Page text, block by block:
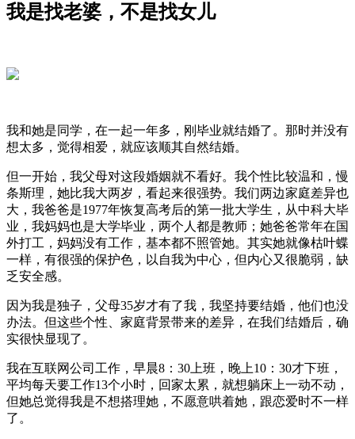
我是找老婆，不是找女儿
我和她是同学，在一起一年多，刚毕业就结婚了。那时并没有
想太多，觉得相爱，就应该顺其自然结婚。
但一开始，我父母对这段婚姻就不看好。我个性比较温和，慢
条斯理，她比我大两岁，看起来很强势。我们两边家庭差异也
大，我爸爸是1977年恢复高考后的第一批大学生，从中科大毕
业，我妈妈也是大学毕业，两个人都是教师；她爸爸常年在国
外打工，妈妈没有工作，基本都不照管她。其实她就像枯叶蝶
一样，有很强的保护色，以自我为中心，但内心又很脆弱，缺
乏安全感。
因为我是独子，父母35岁才有了我，我坚持要结婚，他们也没
办法。但这些个性、家庭背景带来的差异，在我们结婚后，确
实很快显现了。
我在互联网公司工作，早晨8：30上班，晚上10：30才下班，
平均每天要工作13个小时，回家太累，就想躺床上一动不动，
但她总觉得我是不想搭理她，不愿意哄着她，跟恋爱时不一样
了。